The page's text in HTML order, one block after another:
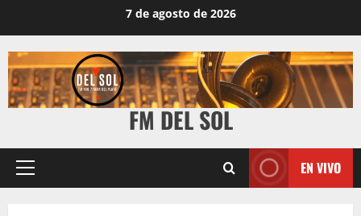
7 de agosto de 2026
FM DEL SOL
EN VIVO